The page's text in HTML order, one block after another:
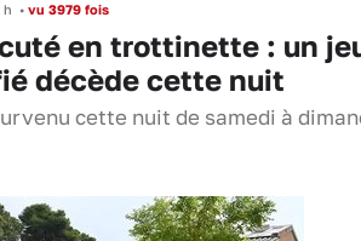
h • vu 3979 fois
en trottinette : un
décède cette nuit
cette nuit de samedi à